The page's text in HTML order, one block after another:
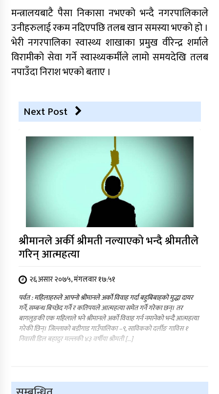
मन्त्रालयबाटै पैसा निकासा नभएको भन्दै नगरपालिकाले
उनीहरुलाई रकम नदिएपछि तलब खान समस्या भएको हो ।
भेरी नगरपालिका स्वास्थ्य शाखाका प्रमुख वीरेन्द्र शर्माले
विरामीको सेवा गर्ने स्वास्थ्यकर्मीले लामो समयदेखि तलब
नपाउँदा निराश भएको बताए ।
Next Post
श्रीमानले अर्की श्रीमती नल्याएको भन्दै श्रीमतीले
गरिन् आत्महत्या
२६ असार २०७५, मंगलवार १७:५१
पर्वत : महिलाहरुले आफ्नो श्रीमानले अर्को विवाह गर्दा बहुबिबाहको मुद्धा दायर
गर्ने, सम्बन्ध बिच्छेद गर्ने र कतिपयले आत्महत्या समेत गर्ने गरेका छन्। तर
बागलुङकी एक महिलाले भने श्रीमानले अर्को विवाह गर्न नमानेको भन्दै आत्महत्या
गरेकी छिन्। जिल्लाको बडीगाड गाउँपालिका –९, साविकको दर्लीङ गाविस १
निवासी डिल बहादुर मल्लकी ४३ वर्षीया श्रीमती […]